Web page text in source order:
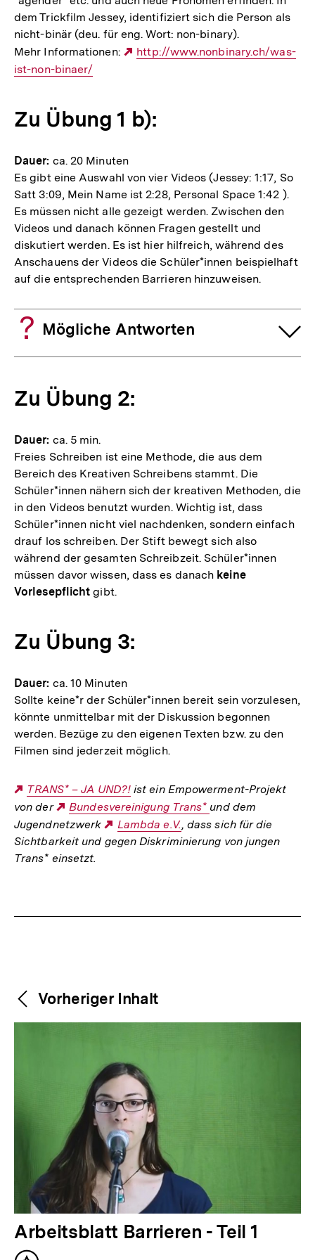
dem Trickfilm Jessey, identifiziert sich die Person als
nicht-binär (deu. für eng. Wort: non-binary).
Mehr Informationen:
Externer
http://www.nonbinary.ch/was-
ist-non-binaer/
Zu Übung 1 b):
Dauer: ca. 20 Minuten
Es gibt eine Auswahl von vier Videos (Jessey: 1:17, So
Satt 3:09, Mein Name ist 2:28, Personal Space 1:42 ).
Es müssen nicht alle gezeigt werden. Zwischen den
Videos und danach können Fragen gestellt und
diskutiert werden. Es ist hier hilfreich, während des
Anschauens der Videos die Schüler*innen beispielhaft
auf die entsprechenden Barrieren hinzuweisen.
Mögliche Antworten
Zu Übung 2:
Dauer: ca. 5 min.
Freies Schreiben ist eine Methode, die aus dem
Bereich des Kreativen Schreibens stammt. Die
Schüler*innen nähern sich der kreativen Methoden, die
in den Videos benutzt wurden. Wichtig ist, dass
Schüler*innen nicht viel nachdenken, sondern einfach
drauf los schreiben. Der Stift bewegt sich also
während der gesamten Schreibzeit. Schüler*innen
müssen davor wissen, dass es danach keine
Vorlesepflicht gibt.
Zu Übung 3:
Dauer: ca. 10 Minuten
Sollte keine*r der Schüler*innen bereit sein vorzulesen,
könnte unmittelbar mit der Diskussion begonnen
werden. Bezüge zu den eigenen Texten bzw. zu den
Filmen sind jederzeit möglich.
Externer
Link:
TRANS* – JA UND?!ist ein Empowerment-Projekt
von der
Externer
Link:
Bundesvereinigung Trans* und dem
Jugendnetzwerk
Externer
Link:
Lambda e.V., dass sich für die
Sichtbarkeit und gegen Diskriminierung von jungen
Trans* einsetzt.
Weitere
Inhalte
Content-
Navigation
Vorheriger Inhalt
V
o
Arbeitsblatt Barrieren - Teil 1